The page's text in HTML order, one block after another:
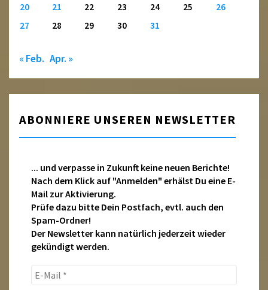
20
21 22 23 24 25
26
27
28 29 30 31
« Feb. Apr. »
ABONNIERE UNSEREN NEWSLETTER
... und verpasse in Zukunft keine neuen Berichte!
Nach dem Klick auf "Anmelden" erhälst Du eine E-
Mail zur Aktivierung.
Prüfe dazu bitte Dein Postfach, evtl. auch den
Spam-Ordner!
Der Newsletter kann natürlich jederzeit wieder
gekündigt werden.
E-